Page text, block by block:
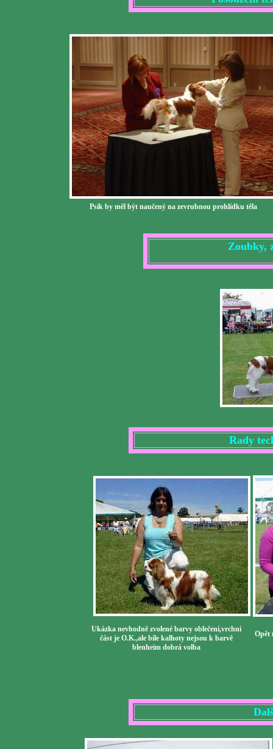
Psík by měl být naučený na zevrubnou prohlídku těla
Zoubky,
Rady
Ukázka nevhodně zvolené barvy oblečení,vrchní
část je O.K.,ale bíle kalhoty nejsou k barvě
blenheim dobrá volba
Opět